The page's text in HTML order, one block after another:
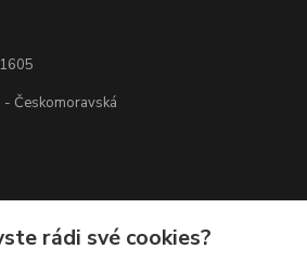
Českomoravská
rádi své cookies?